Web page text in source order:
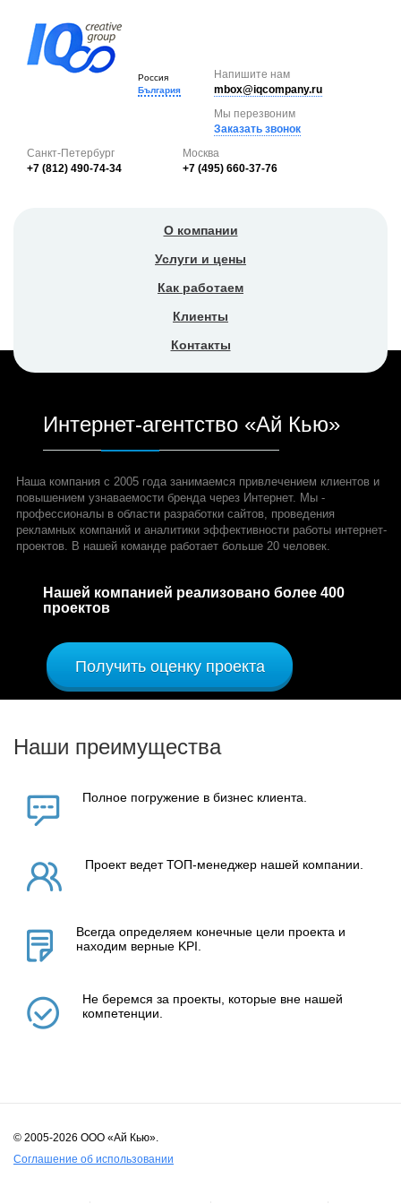
Россия
България
Напишите нам
mbox@iqcompany.ru
Мы перезвоним
Заказать звонок
Санкт-Петербург
+7 (812) 490-74-34
Москва
+7 (495) 660-37-76
О компании
Услуги и цены
Как работаем
Клиенты
Контакты
Интернет-агентство «Ай Кью»
Нашей компанией реализовано более 400
проектов
Получить оценку проекта
Наша компания с 2005 года занимаемся привлечением клиентов и
повышением узнаваемости бренда через Интернет. Мы -
профессионалы в области разработки сайтов, проведения
рекламных компаний и аналитики эффективности работы интернет-
проектов. В нашей команде работает больше 20 человек.
Наши преимущества
Полное погружение в бизнес клиента.
Проект ведет ТОП-менеджер нашей компании.
Всегда определяем конечные цели проекта и
находим верные KPI.
Не беремся за проекты, которые вне нашей
компетенции.
© 2005-2026 ООО «Ай Кью».
Соглашение об использовании